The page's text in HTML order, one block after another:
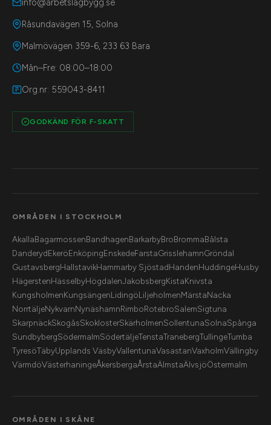
info@arbetslagbygg.se
Råsundavägen 15, Solna
Malmövägen 359-6, 233 63 Bara
Mån–Fre: 08:00–18:00
Org.nr: 559043-8411
GODKÄND FÖR F-SKATT
OMRÅDEN I STOCKHOLM
AkallaBagarmossenBandhagenBarkarbyBroBrommaBålsta
DanderydEkeröEnköpingEnskedeFarstaGrisslehamnGröndal
GustavsbergHallstavikHammarby SjöstadHandenHuddingeHusby
HägerstenHässelbyHögdalenJakobsbergKistaKnivsta
KungsholmenKungsängenLidingöLiljeholmenMärstaNacka
NorrtäljeNykvarnNynäshamnRimboRotebroSalemSigtuna
SkarpnäckSkogåsSkoklosterSkärholmenSollentunaSolnaSpånga
SundbybergSödermalmSödertäljeTenstaTranebergTullingeTumba
TyresöTäbyUpplands VäsbyVallentunaVasastanVaxholmVällingby
VärmdöVästerhaningeÅkersbergaÅrstaÄlmstaÄlvsjöÖstermalm
OMRÅDEN I SKÅNE